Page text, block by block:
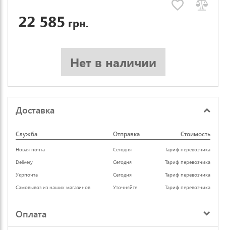
22 585 грн.
Нет в наличии
Доставка
Служба Отправка Стоимость
Новая почта Сегодня
Тариф перевозчика
Delivery
Сегодня
Тариф перевозчика
Укрпочта
Сегодня
Тариф перевозчика
Самовывоз из наших магазинов
Уточняйте Тариф перевозчика
Оплата